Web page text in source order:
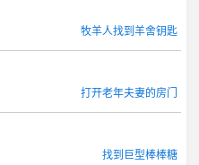
牧羊人找到羊舍钥匙
打开老年夫妻的房门
找到巨型棒棒糖